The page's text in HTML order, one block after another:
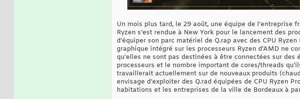
Un mois plus tard, le 29 août, une équipe de l’entreprise
Ryzen s’est rendue à New York pour le lancement des
d’équiper son parc matériel de Q.rap avec des CPU
graphique intégré sur les processeurs Ryzen d’AMD ne
qu’elles ne sont pas destinées à être connectées sur
processeurs et le nombre important de cores/threads
travaillerait actuellement sur de nouveaux produits
envisage d’exploiter des Q.rad équipées de CPU Ryzen
habitations et les entreprises de la ville de Bordeaux à